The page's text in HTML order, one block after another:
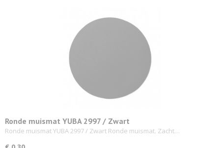
Ronde muismat YUBA 2997 / Zwart
Ronde muismat YUBA 2997 / Zwart Ronde muismat. Zacht…